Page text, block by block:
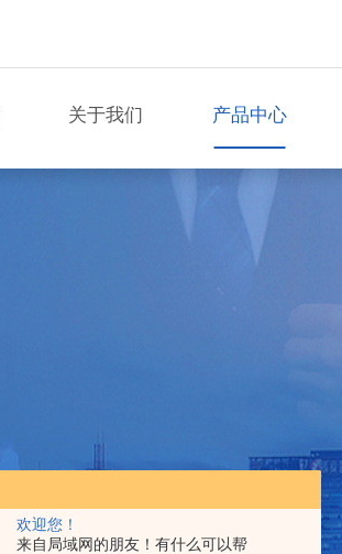
欢迎您！
来自局域网的朋友！有什么可以帮
关于我们 产品中心